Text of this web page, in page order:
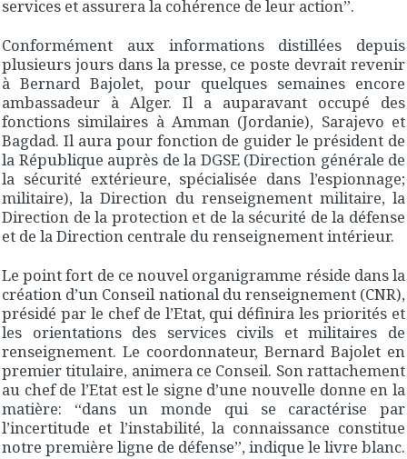
services et assurera la cohérence de leur action”.
Conformément aux informations distillées depuis
plusieurs jours dans la presse, ce poste devrait revenir
àBernard Bajolet, pour quelques semaines encore
ambassadeur à Alger. Il a auparavant occupé des
fonctions similaires à Amman (Jordanie), Sarajevo et
Bagdad. Il aura pour fonction de guider le président de
la République auprès de la DGSE (Direction générale de
la sécurité extérieure, spécialisée dans l’espionnage;
militaire), la Direction du renseignement militaire, la
Direction de la protection et de la sécurité de la défense
et de la Direction centrale du renseignement intérieur.
Le point fort de ce nouvel organigramme réside dans la
création d’un Conseil national du renseignement(CNR),
présidé par le chef de l’Etat, qui définira les priorités et
les orientations des services civils et militaires de
renseignement. Le coordonnateur, Bernard Bajolet en
premier titulaire, animera ce Conseil. Son rattachement
au chef de l’Etat est le signe d’une nouvelle donne en la
matière: “dans un monde qui se caractérise par
l’incertitude et l’instabilité, la connaissance constitue
notre première ligne de défense”, indique le livre blanc.